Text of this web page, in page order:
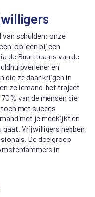
van schulden: onze
op-een bij een
de Buurtteams van de
en
die ze daar krijgen in
ze iemand het traject
van de mensen die
met succes
met je meekijkt en
Vrijwilligers hebben
De doelgroep
in